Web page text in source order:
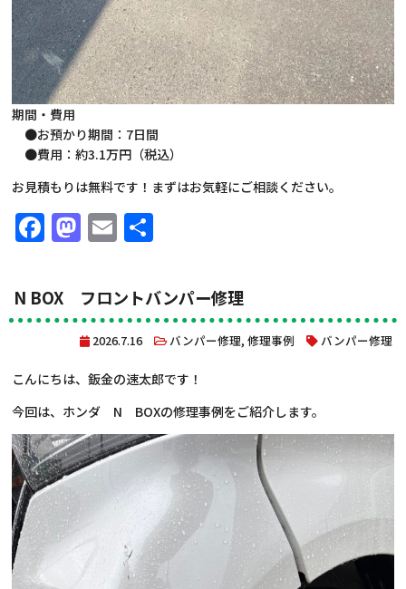
期間・費用
●お預かり期間：7日間
●費用：約3.1万円（税込）
お見積もりは無料です！まずはお気軽にご相談ください。
Facebook
Mastodon
Email
N BOX フロントバンパー修理
2026.7.16 バンパー修理,修理事例 バンパー修理
こんにちは、鈑金の速太郎です！
今回は、ホンダ N BOXの修理事例をご紹介します。